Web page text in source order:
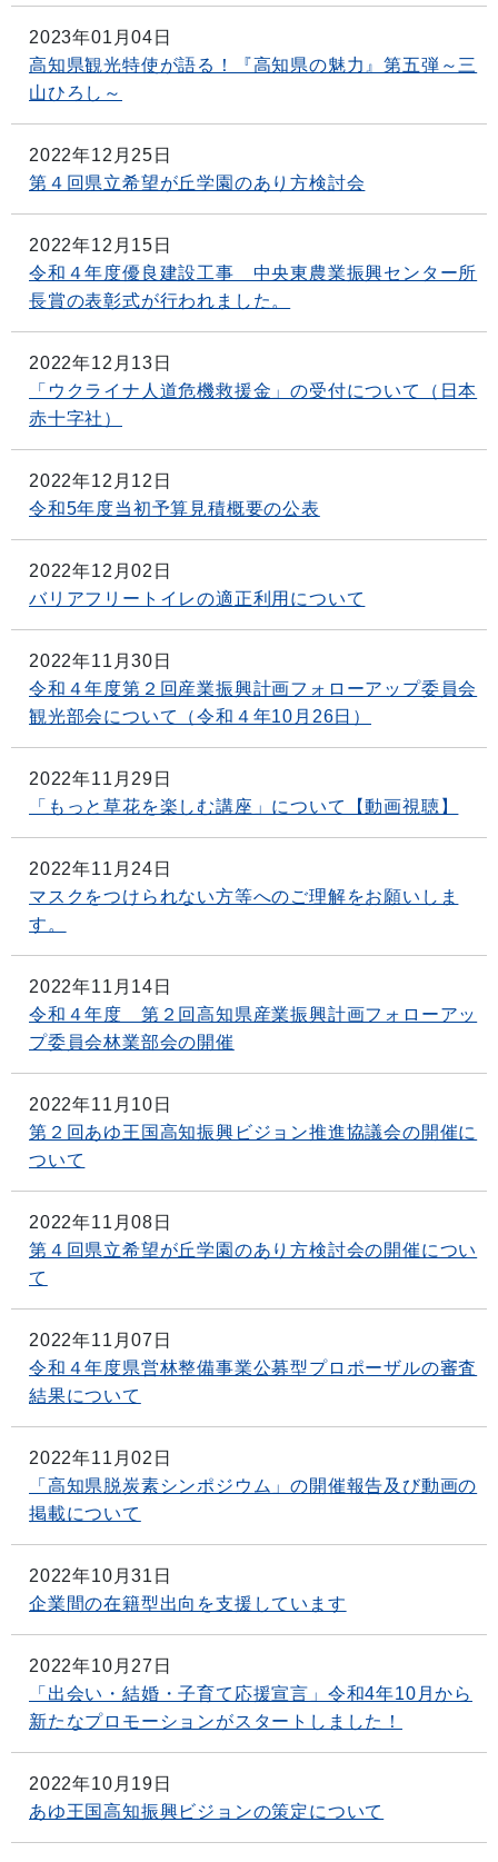
2023年01月04日
高知県観光特使が語る！『高知県の魅力』第五弾～三
山ひろし～
2022年12月25日
第４回県立希望が丘学園のあり方検討会
2022年12月15日
令和４年度優良建設工事 中央東農業振興センター所
長賞の表彰式が行われました。
2022年12月13日
「ウクライナ人道危機救援金」の受付について（日本
赤十字社）
2022年12月12日
令和5年度当初予算見積概要の公表
2022年12月02日
バリアフリートイレの適正利用について
2022年11月30日
令和４年度第２回産業振興計画フォローアップ委員会
観光部会について（令和４年10月26日）
2022年11月29日
「もっと草花を楽しむ講座」について【動画視聴】
2022年11月24日
マスクをつけられない方等へのご理解をお願いしま
す。
2022年11月14日
令和４年度 第２回高知県産業振興計画フォローアッ
プ委員会林業部会の開催
2022年11月10日
第２回あゆ王国高知振興ビジョン推進協議会の開催に
ついて
2022年11月08日
第４回県立希望が丘学園のあり方検討会の開催につい
て
2022年11月07日
令和４年度県営林整備事業公募型プロポーザルの審査
結果について
2022年11月02日
「高知県脱炭素シンポジウム」の開催報告及び動画の
掲載について
2022年10月31日
企業間の在籍型出向を支援しています
2022年10月27日
「出会い・結婚・子育て応援宣言」令和4年10月から
新たなプロモーションがスタートしました！
2022年10月19日
あゆ王国高知振興ビジョンの策定について